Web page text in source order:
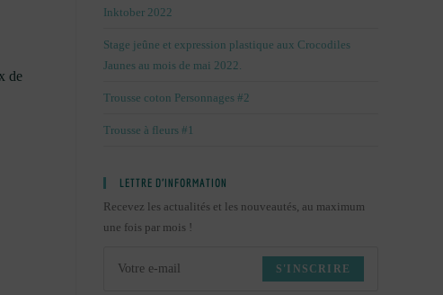
de
Inktober 2022
Stage jeûne et expression plastique aux Crocodiles
Jaunes au mois de mai 2022.
Trousse coton Personnages #2
Trousse à fleurs #1
LETTRE D’INFORMATION
Recevez les actualités et les nouveautés, au maximum
une fois par mois !
S'INSCRIRE